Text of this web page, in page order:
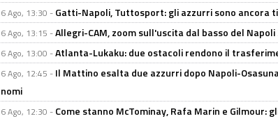
6 Ago, 13:30 - Gatti-Napoli, Tuttosport: gli azzurri sono ancora
6 Ago, 13:15 -Allegri-CAM, zoom sull'uscita dal basso del Napoli
6 Ago, 13:00 -Atlanta-Lukaku: due ostacoli rendono il
6 Ago, 12:45 - Il Mattino esalta due azzurri dopo Napoli-
nomi
6 Ago, 12:30 - Come stanno McTominay, Rafa Marin e Gilmour: